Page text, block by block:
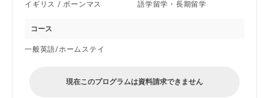
イギリス / ボーンマス 語学留学・長期留学
コース
一般英語/ホームステイ
現在このプログラムは資料請求できません